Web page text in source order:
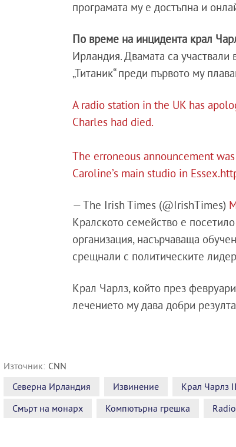
програмата му е достъпна и
По време на инцидента крал
Ирландия. Двамата са
„Титаник“ преди първото му
A radio station in the UK has
Charles had died.
The erroneous announcement
Caroline’s main studio in Essex.
— The Irish Times (@IrishTimes)
Кралското семейство е
организация, насърчаваща
срещнали с политическите
Крал Чарлз, който през
лечението му дава добри
Източник: CNN
Северна Ирландия
Извинение Крал Чарлз
Смърт на монарх
Компютърна грешка